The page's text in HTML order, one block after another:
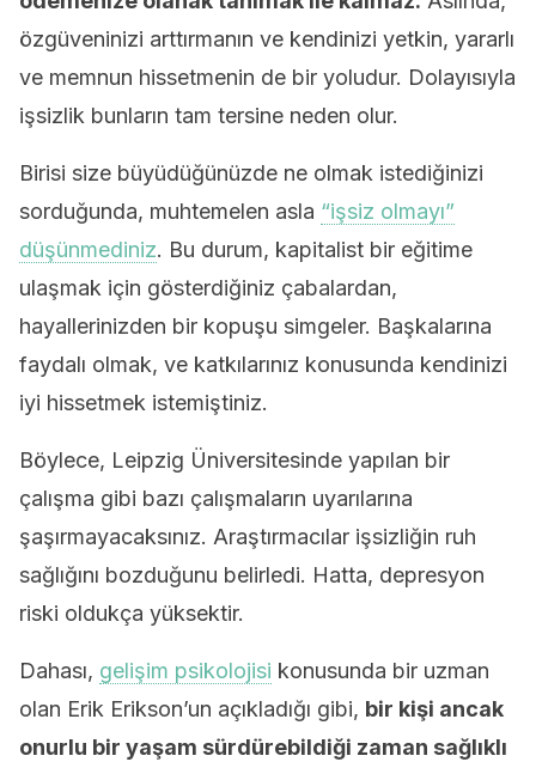
özgüveninizi arttırmanın ve kendinizi yetkin, yararlı
ve memnun hissetmenin de bir yoludur. Dolayısıyla
işsizlik bunların tam tersine neden olur.
Birisi size büyüdüğünüzde ne olmak istediğinizi
sorduğunda, muhtemelen asla “işsiz olmayı”
düşünmediniz. Bu durum, kapitalist bir eğitime
ulaşmak için gösterdiğiniz çabalardan,
hayallerinizden bir kopuşu simgeler. Başkalarına
faydalı olmak, ve katkılarınız konusunda kendinizi
iyi hissetmek istemiştiniz.
Böylece, Leipzig Üniversitesinde yapılan bir
çalışma gibi bazı çalışmaların uyarılarına
şaşırmayacaksınız. Araştırmacılar işsizliğin ruh
sağlığını bozduğunu belirledi. Hatta, depresyon
riski oldukça yüksektir.
Dahası, gelişim psikolojisi konusunda bir uzman
olan Erik Erikson’un açıkladığı gibi, bir kişi ancak
onurlu bir yaşam sürdürebildiği zaman sağlıklı